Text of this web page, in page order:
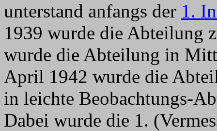
unterstand anfangs der 1.
1939 wurde die Abteilung
wurde die Abteilung in
April 1942 wurde die
in leichte Beobachtungs-
Dabei wurde die 1.